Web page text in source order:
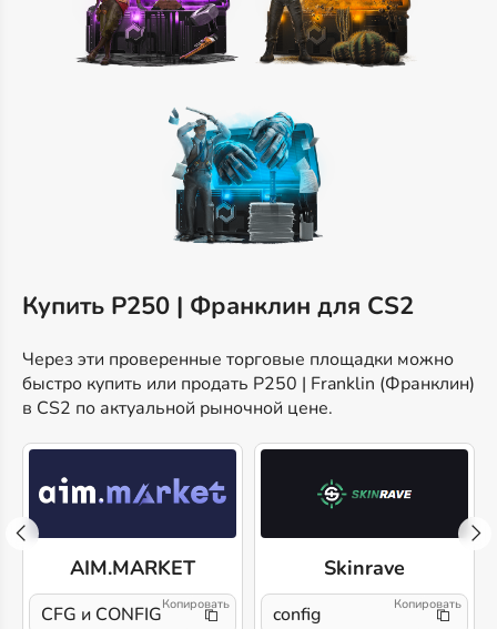
Купить P250 | Франклин для CS2
Через эти проверенные торговые площадки можно
быстро купить или продать P250 | Franklin (Франклин)
в CS2 по актуальной рыночной цене.
AIM.MARKET
CFG и CONFIG
Skinrave
config